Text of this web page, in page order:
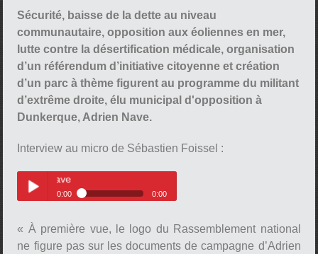
Sécurité, baisse de la dette au niveau
communautaire, opposition aux éoliennes en mer,
lutte contre la désertification médicale, organisation
d’un référendum d’initiative citoyenne et création
d’un parc à thème figurent au programme du militant
d’extrême droite, élu municipal d'opposition à
Dunkerque, Adrien Nave.
Interview au micro de Sébastien Foissel :
Play /
0:00 0:00
Nave
« À première vue, le logo du Rassemblement national
ne figure pas sur les documents de campagne d’Adrien